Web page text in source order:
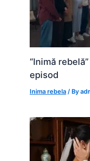
“Inimă
episod
Inima rebela / By